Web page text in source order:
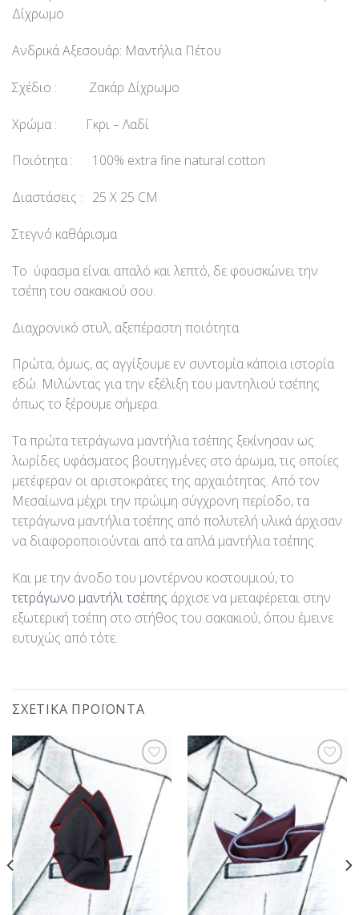
Δίχρωμο
Ανδρικά Αξεσουάρ: Μαντήλια Πέτου
Σχέδιο : Ζακάρ Δίχρωμο
Χρώμα : Γκρι – Λαδί
Ποιότητα : 100% extra fine natural cotton
Διαστάσεις : 25 Χ 25 CM
Στεγνό καθάρισμα
Το ύφασμα είναι απαλό και λεπτό, δε φουσκώνει την
τσέπη του σακακιού σου.
Διαχρονικό στυλ, αξεπέραστη ποιότητα.
Πρώτα, όμως, ας αγγίξουμε εν συντομία κάποια ιστορία
εδώ. Μιλώντας για την εξέλιξη του μαντηλιού τσέπης
όπως το ξέρουμε σήμερα.
Τα πρώτα τετράγωνα μαντήλια τσέπης ξεκίνησαν ως
λωρίδες υφάσματος βουτηγμένες στο άρωμα, τις οποίες
μετέφεραν οι αριστοκράτες της αρχαιότητας. Από τον
Μεσαίωνα μέχρι την πρώιμη σύγχρονη περίοδο, τα
τετράγωνα μαντήλια τσέπης από πολυτελή υλικά άρχισαν
να διαφοροποιούνται από τα απλά μαντήλια τσέπης.
Και με την άνοδο του μοντέρνου κοστουμιού, το
τετράγωνο μαντήλι τσέπης άρχισε να μεταφέρεται στην
εξωτερική τσέπη στο στήθος του σακακιού, όπου έμεινε
ευτυχώς από τότε.
ΣΧΕΤΙΚΆ ΠΡΟΪΌΝΤΑ
Προσθήκη
στη Λίστα
Επιθυμίας
Προσθήκη
στη Λίστα
Επιθυμίας